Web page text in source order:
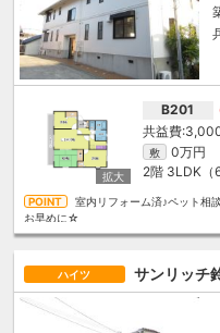
B201
敷 0万円
2階 3LDK（
室内リフォーム済♪ペット相
お早めに☆
ハイツ サンリッチ